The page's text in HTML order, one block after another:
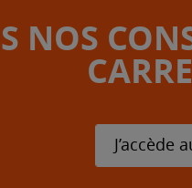
NOS
J’accède